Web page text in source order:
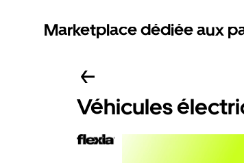
Marketplace dédiée aux
Véhicules